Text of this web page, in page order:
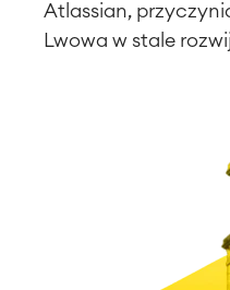
Atlassian,
Lwowa w stale